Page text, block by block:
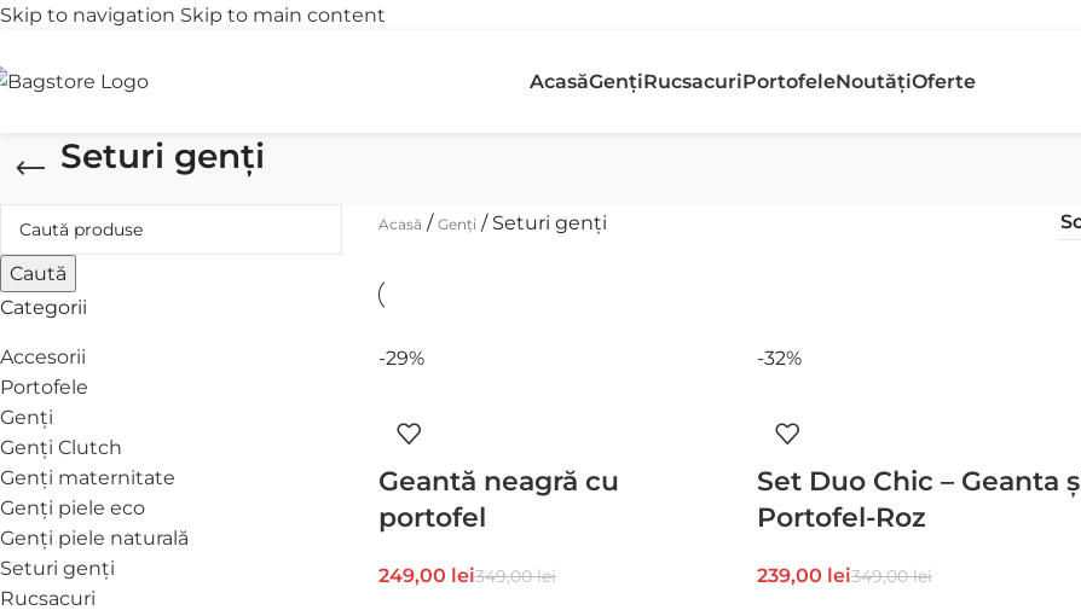
Skip to navigation Skip to main content
peste 250 lei
în 30 de zile
AcasăGențiRucsacuriPortofeleNoutățiOferte
Seturi genți
Caută
Categorii
Accesorii
Portofele
Genți
Genți Clutch
Genți maternitate
Genți piele eco
Genți piele naturală
Seturi genți
Rucsacuri
Acasă / Genți / Seturi genți
-29%
Geantă neagră cu
portofel
349,00lei
249,00 lei
-32%
Set Duo Chic – Geanta
Portofel-Roz
349,00lei
239,00 lei